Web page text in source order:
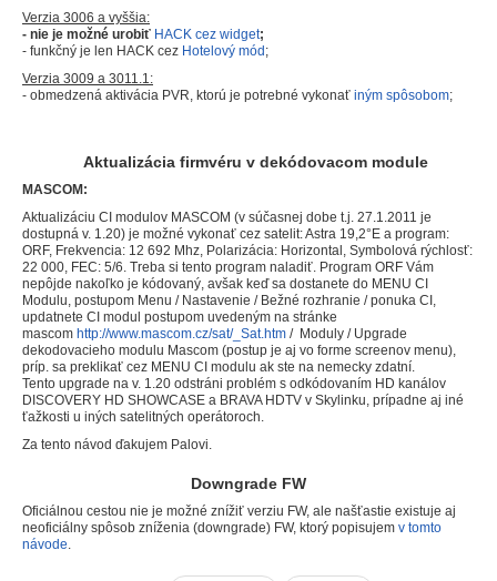
Verzia 3006 a vyššia:
- nie je možné urobiť HACK cez widget;
- funkčný je len HACK cez Hotelový mód ;
Verzia 3009 a 3011.1:
- obmedzená aktivácia PVR, ktorú je potrebné vykonať iným spôsobom;
Aktualizácia firmvéru v dekódovacom module
MASCOM:
Aktualizáciu CI modulov MASCOM (v súčasnej dobe t.j. 27.1.2011 je
dostupná v. 1.20) je možné vykonať cez satelit: Astra 19,2°E a program:
ORF, Frekvencia: 12 692 Mhz, Polarizácia: Horizontal, Symbolová rýchlosť:
22 000, FEC: 5/6. Treba si tento program naladiť. Program ORF Vám
nepôjde nakoľko je kódovaný, avšak keď sa dostanete do MENU CI
Modulu, postupom Menu / Nastavenie / Bežné rozhranie / ponuka CI,
updatnete CI modul postupom uvedeným na stránke
mascom http://www.mascom.cz/sat/_Sat.htm / Moduly / Upgrade
dekodovacieho modulu Mascom (postup je aj vo forme screenov menu),
príp. sa preklikať cez MENU CI modulu ak ste na nemecky zdatní.
Tento upgrade na v. 1.20 odstráni problém s odkódovaním HD kanálov
DISCOVERY HD SHOWCASE a BRAVA HDTV v Skylinku, prípadne aj iné
ťažkosti u iných satelitných operátoroch.
Za tento návod ďakujem Palovi.
Downgrade FW
Oficiálnou cestou nie je možné znížiť verziu FW, ale našťastie existuje aj
neoficiálny spôsob zníženia (downgrade) FW, ktorý popisujem v tomto
návode.